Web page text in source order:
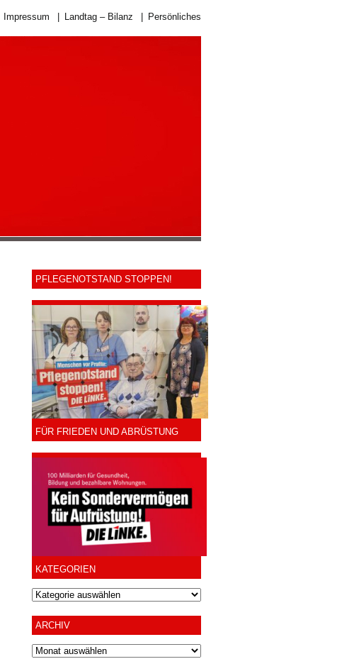
Impressum Landtag – Bilanz Persönliches
PFLEGENOTSTAND STOPPEN!
FÜR FRIEDEN UND ABRÜSTUNG
KATEGORIEN
ARCHIV
Archiv